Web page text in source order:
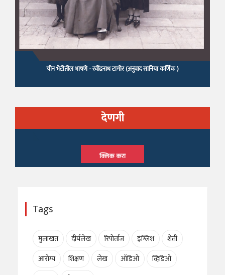
देणगी
क्लिक करा
Tags
मुलाखत दीर्घलेख रिपोर्ताज इंग्लिश
शेती
आरोग्य
शिक्षण लेख ऑडिओ
व्हिडिओ